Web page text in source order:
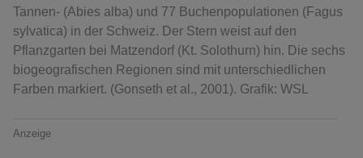
Tannen- (Abies alba) und 77 Buchenpopulationen (Fagus
sylvatica) in der Schweiz. Der Stern weist auf den
Pflanzgarten bei Matzendorf (Kt. Solothurn) hin. Die sechs
biogeografischen Regionen sind mit unterschiedlichen
Farben markiert. (Gonseth et al., 2001). Grafik: WSL
Anzeige